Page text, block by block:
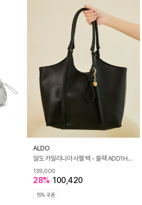
ALDO
알도 카일리니아 사첼 백 - 블랙 ADD1H106HH008
139,000
28% 100,420
15% 쿠폰